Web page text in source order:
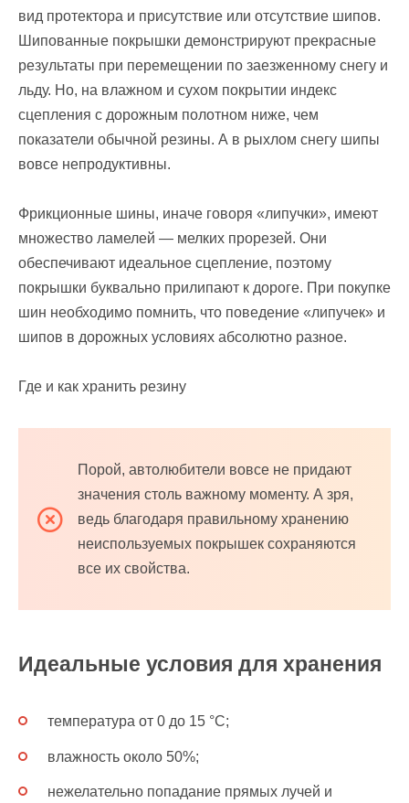
вид протектора и присутствие или отсутствие шипов.
Шипованные покрышки демонстрируют прекрасные
результаты при перемещении по заезженному снегу и
льду. Но, на влажном и сухом покрытии индекс
сцепления с дорожным полотном ниже, чем
показатели обычной резины. А в рыхлом снегу шипы
вовсе непродуктивны.
Фрикционные шины, иначе говоря «липучки», имеют
множество ламелей — мелких прорезей. Они
обеспечивают идеальное сцепление, поэтому
покрышки буквально прилипают к дороге. При покупке
шин необходимо помнить, что поведение «липучек» и
шипов в дорожных условиях абсолютно разное.
Где и как хранить резину
Порой, автолюбители вовсе не придают
значения столь важному моменту. А зря,
ведь благодаря правильному хранению
неиспользуемых покрышек сохраняются
все их свойства.
Идеальные условия для хранения
температура от 0 до 15 °C;
влажность около 50%;
нежелательно попадание прямых лучей и